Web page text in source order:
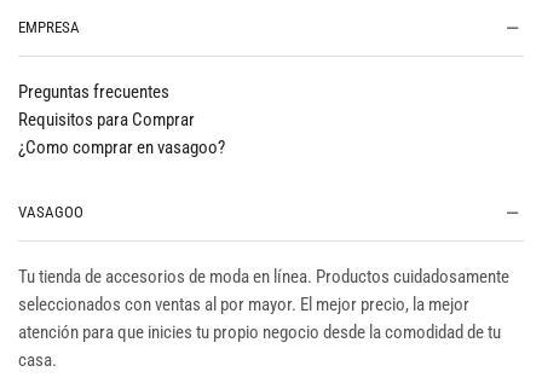
EMPRESA
Preguntas frecuentes
Requisitos para Comprar
¿Como comprar en vasagoo?
VASAGOO
Tu tienda de accesorios de moda en línea. Productos cuidadosamente
seleccionados con ventas al por mayor. El mejor precio, la mejor
atención para que inicies tu propio negocio desde la comodidad de tu
casa.